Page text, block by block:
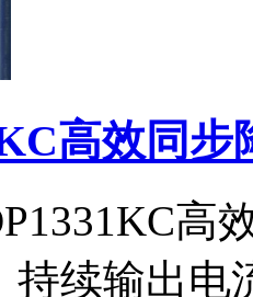
高效同
高
持续输出